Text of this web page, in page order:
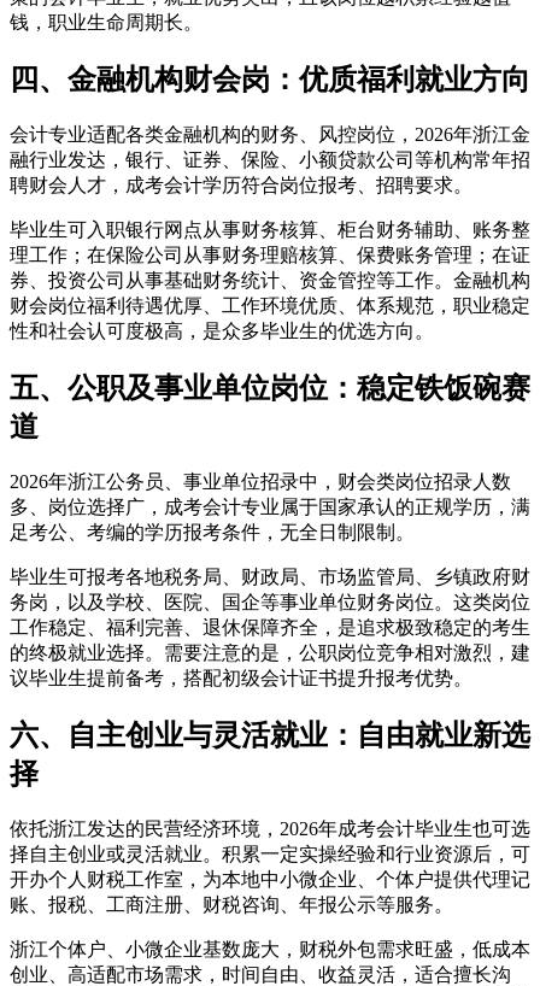
钱，职业生命周期长。
四、金融机构财会岗：优质福利就业方向
会计专业适配各类金融机构的财务、风控岗位，2026年浙江金
融行业发达，银行、证券、保险、小额贷款公司等机构常年招
聘财会人才，成考会计学历符合岗位报考、招聘要求。
毕业生可入职银行网点从事财务核算、柜台财务辅助、账务整
理工作；在保险公司从事财务理赔核算、保费账务管理；在证
券、投资公司从事基础财务统计、资金管控等工作。金融机构
财会岗位福利待遇优厚、工作环境优质、体系规范，职业稳定
性和社会认可度极高，是众多毕业生的优选方向。
五、公职及事业单位岗位：稳定铁饭碗赛
道
2026年浙江公务员、事业单位招录中，财会类岗位招录人数
多、岗位选择广，成考会计专业属于国家承认的正规学历，满
足考公、考编的学历报考条件，无全日制限制。
毕业生可报考各地税务局、财政局、市场监管局、乡镇政府财
务岗，以及学校、医院、国企等事业单位财务岗位。这类岗位
工作稳定、福利完善、退休保障齐全，是追求极致稳定的考生
的终极就业选择。需要注意的是，公职岗位竞争相对激烈，建
议毕业生提前备考，搭配初级会计证书提升报考优势。
六、自主创业与灵活就业：自由就业新选
择
依托浙江发达的民营经济环境，2026年成考会计毕业生也可选
择自主创业或灵活就业。积累一定实操经验和行业资源后，可
开办个人财税工作室，为本地中小微企业、个体户提供代理记
账、报税、工商注册、财税咨询、年报公示等服务。
浙江个体户、小微企业基数庞大，财税外包需求旺盛，低成本
创业、高适配市场需求，时间自由、收益灵活，适合擅长沟